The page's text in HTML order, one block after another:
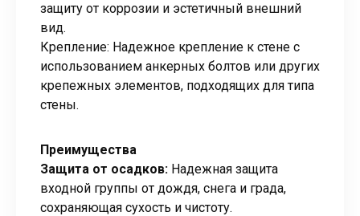
защиту от коррозии и эстетичный внешний
вид.
Крепление: Надежное крепление к стене с
использованием анкерных болтов или других
крепежных элементов, подходящих для типа
стены.
Преимущества
Защита от осадков: Надежная защита
входной группы от дождя, снега и града,
сохраняющая сухость и чистоту.